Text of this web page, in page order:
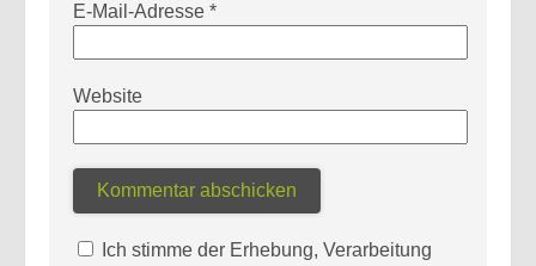
E-Mail-Adresse *
Website
Ich stimme der Erhebung, Verarbeitung